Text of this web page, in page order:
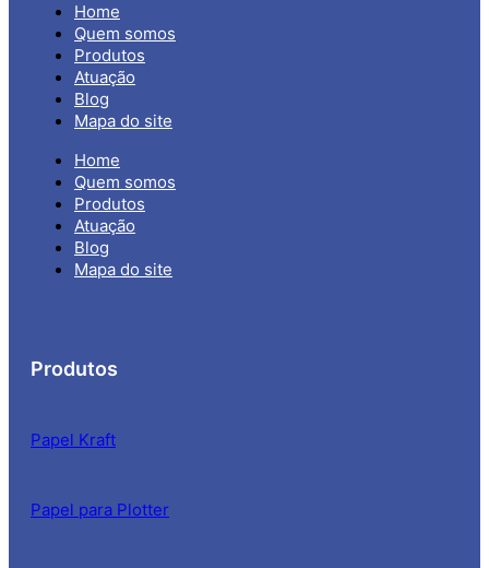
Home
Quem somos
Produtos
Atuação
Blog
Mapa do site
Home
Quem somos
Produtos
Atuação
Blog
Mapa do site
Produtos
Papel Kraft
Papel para Plotter